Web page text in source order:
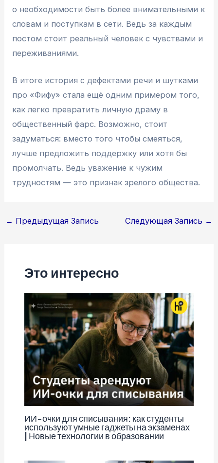
о необходимости быть более внимательными к
словам и поступкам в сети. Ведь за каждым
постом стоит реальный человек с чувствами и
переживаниями.
В итоге история с дефектами речи и шутками
про «Фифу» стала ещё одним примером того,
как легко превратить личную драму в
общественный фарс. Возможно, стоит
задуматься: вместо того чтобы смеяться,
лучше предложить поддержку или хотя бы
промолчать. Ведь уважение к чужим
трудностям — это признак зрелого общества.
Навигация
← Предыдущая Запись Следующая Запись →
Это интересно
ИИ-очки для списывания: как студенты
используют умные гаджеты на экзаменах
| Новые технологии в образовании